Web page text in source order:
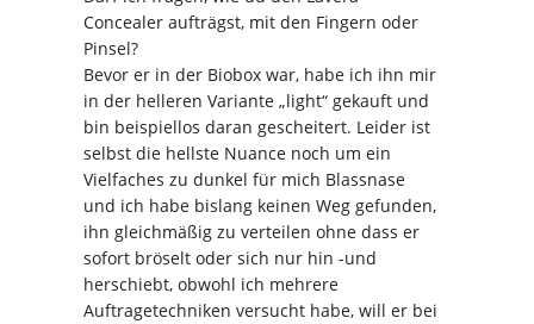
Concealer aufträgst, mit den Fingern oder
Pinsel?
Bevor er in der Biobox war, habe ich ihn mir
in der helleren Variante „light“ gekauft und
bin beispiellos daran gescheitert. Leider ist
selbst die hellste Nuance noch um ein
Vielfaches zu dunkel für mich Blassnase
und ich habe bislang keinen Weg gefunden,
ihn gleichmäßig zu verteilen ohne dass er
sofort bröselt oder sich nur hin -und
herschiebt, obwohl ich mehrere
Auftragetechniken versucht habe, will er bei